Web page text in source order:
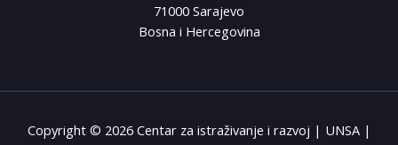
71000 Sarajevo
Bosna i Hercegovina
Copyright © 2026 Centar za istraživanje i razvoj | UNSA |